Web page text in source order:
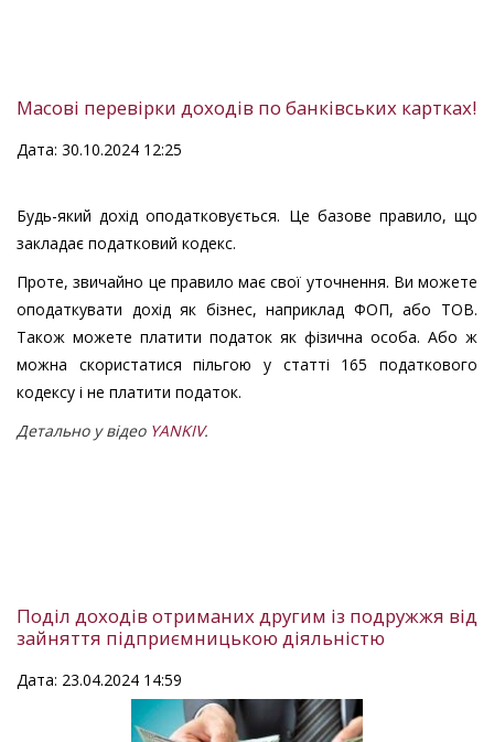
Масові перевірки доходів по банківських картках!
Дата: 30.10.2024 12:25
Будь-який дохід оподатковується. Це базове правило, що
закладає податковий кодекс.
Проте, звичайно це правило має свої уточнення. Ви можете
оподаткувати дохід як бізнес, наприклад ФОП, або ТОВ.
Також можете платити податок як фізична особа. Або ж
можна скористатися пільгою у статті 165 податкового
кодексу і не платити податок.
Детально у відео YANKIV.
Поділ доходів отриманих другим із подружжя від
зайняття підприємницькою діяльністю
Дата: 23.04.2024 14:59